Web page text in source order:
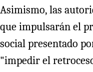
Asimismo, las
que impulsarán el
social presentado
"impedir el